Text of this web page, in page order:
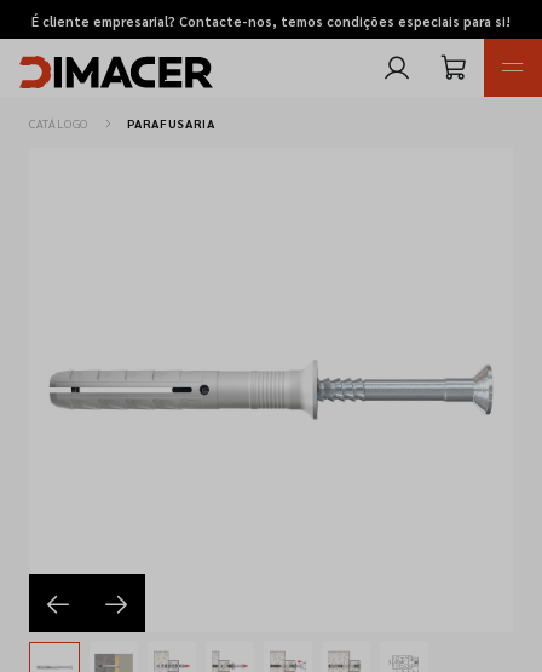
É cliente empresarial? Contacte-nos, temos condições especiais para si!
Pedidos de cotação
Empresa
Contactos
CATÁLOGO PARAFUSARIA